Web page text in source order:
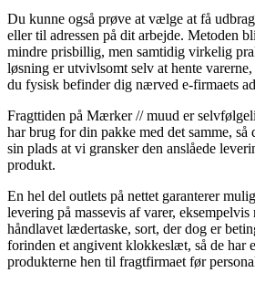
Du kunne også prøve at vælge at få
eller til adressen på dit arbejde. Metoden
mindre prisbillig, men samtidig virkelig
løsning er utvivlsomt selv at hente
du fysisk befinder dig nærved e-firmaets
Fragttiden på Mærker // muud er
har brug for din pakke med det samme, så
sin plads at vi gransker den anslåede
produkt.
En hel del outlets på nettet garanterer
levering på massevis af varer,
håndlavet lædertaske, sort, der dog er
forinden et angivent klokkeslæt, så de har
produkterne hen til fragtfirmaet før